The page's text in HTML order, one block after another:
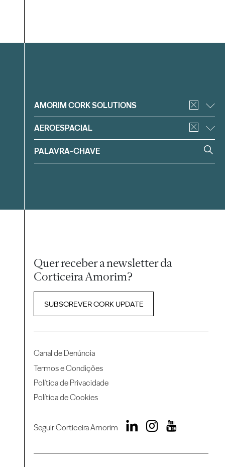
Filtrar
AMORIM CORK SOLUTIONS
AEROESPACIAL
Quer receber a newsletter da
Corticeira Amorim?
SUBSCREVER CORK UPDATE
Canal de Denúncia
Termos e Condições
Política de Privacidade
Política de Cookies
Seguir Corticeira Amorim